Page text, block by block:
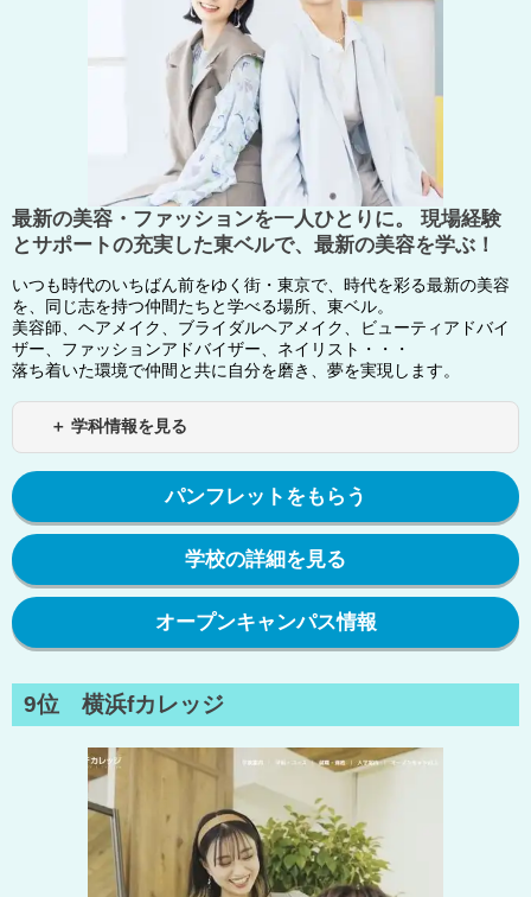
最新の美容・ファッションを一人ひとりに。 現場経験
とサポートの充実した東ベルで、最新の美容を学ぶ！
いつも時代のいちばん前をゆく街・東京で、時代を彩る最新の美容
を、同じ志を持つ仲間たちと学べる場所、東ベル。
美容師、ヘアメイク、ブライダルヘアメイク、ビューティアドバイ
ザー、ファッションアドバイザー、ネイリスト・・・
落ち着いた環境で仲間と共に自分を磨き、夢を実現します。
＋ 学科情報を見る
パンフレットをもらう
学校の詳細を見る
オープンキャンパス情報
9位 横浜fカレッジ